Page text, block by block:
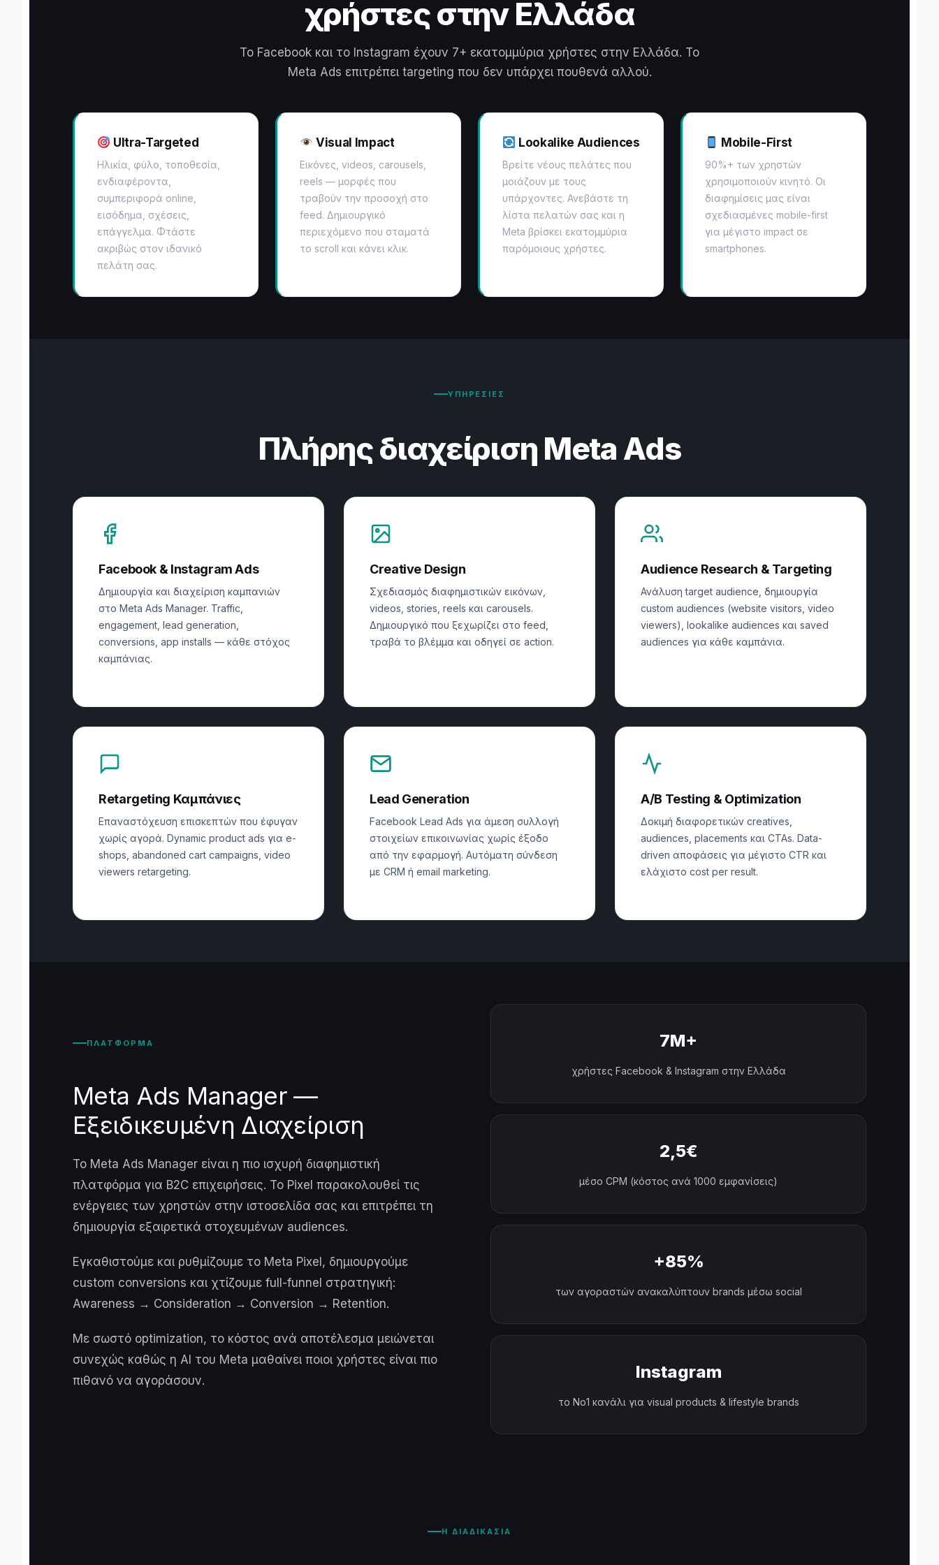
χρήστες στην Ελλάδα
Το Facebook και το Instagram έχουν 7+ εκατομμύρια χρήστες στην Ελλάδα. Το
Meta Ads επιτρέπει targeting που δεν υπάρχει πουθενά αλλού.
Ultra-Targeted
Ηλικία, φύλο, τοποθεσία,
ενδιαφέροντα,
συμπεριφορά online,
εισόδημα, σχέσεις,
επάγγελμα. Φτάστε
ακριβώς στον ιδανικό
πελάτη σας.
Visual Impact
Εικόνες, videos, carousels,
reels — μορφές που
τραβούν την προσοχή στο
feed. Δημιουργικό
περιεχόμενο που σταματά
το scroll και κάνει κλικ.
Lookalike Audiences
Βρείτε νέους πελάτες που
μοιάζουν με τους
υπάρχοντες. Ανεβάστε τη
λίστα πελατών σας και η
Meta βρίσκει εκατομμύρια
παρόμοιους χρήστες.
Mobile-First
90%+ των χρηστών
χρησιμοποιούν κινητό. Οι
διαφημίσεις μας είναι
σχεδιασμένες mobile-first
για μέγιστο impact σε
smartphones.
ΥΠΗΡΕΣΙΕΣ
Πλήρης διαχείριση Meta Ads
Facebook & Instagram Ads
Δημιουργία και διαχείριση καμπανιών
στο Meta Ads Manager. Traffic,
engagement, lead generation,
conversions, app installs — κάθε στόχος
καμπάνιας.
Creative Design
Σχεδιασμός διαφημιστικών εικόνων,
videos, stories, reels και carousels.
Δημιουργικό που ξεχωρίζει στο feed,
τραβά το βλέμμα και οδηγεί σε action.
Audience Research & Targeting
Ανάλυση target audience, δημιουργία
custom audiences (website visitors, video
viewers), lookalike audiences και saved
audiences για κάθε καμπάνια.
Retargeting Καμπάνιες
Επαναστόχευση επισκεπτών που έφυγαν
χωρίς αγορά. Dynamic product ads για e-
shops, abandoned cart campaigns, video
viewers retargeting.
Lead Generation
Facebook Lead Ads για άμεση συλλογή
στοιχείων επικοινωνίας χωρίς έξοδο
από την εφαρμογή. Αυτόματη σύνδεση
με CRM ή email marketing.
A/B Testing & Optimization
Δοκιμή διαφορετικών creatives,
audiences, placements και CTAs. Data-
driven αποφάσεις για μέγιστο CTR και
ελάχιστο cost per result.
ΠΛΑΤΦΟΡΜΑ
Meta Ads Manager —
Εξειδικευμένη Διαχείριση
Το Meta Ads Manager είναι η πιο ισχυρή διαφημιστική
πλατφόρμα για B2C επιχειρήσεις. Το Pixel παρακολουθεί τις
ενέργειες των χρηστών στην ιστοσελίδα σας και επιτρέπει τη
δημιουργία εξαιρετικά στοχευμένων audiences.
Εγκαθιστούμε και ρυθμίζουμε το Meta Pixel, δημιουργούμε
custom conversions και χτίζουμε full-funnel στρατηγική:
Awareness → Consideration → Conversion → Retention.
Με σωστό optimization, το κόστος ανά αποτέλεσμα μειώνεται
συνεχώς καθώς η AI του Meta μαθαίνει ποιοι χρήστες είναι πιο
πιθανό να αγοράσουν.
7M+
χρήστες Facebook & Instagram στην Ελλάδα
2,5€
μέσο CPM (κόστος ανά 1000 εμφανίσεις)
+85%
των αγοραστών ανακαλύπτουν brands μέσω social
Instagram
το Νο1 κανάλι για visual products & lifestyle brands
Η ΔΙΑΔΙΚΑΣΙΑ